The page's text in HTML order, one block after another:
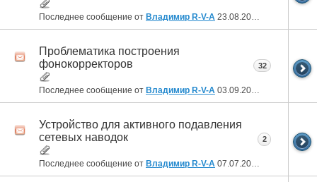
Последнее сообщение от Владимир R-V-A 23.08.2023
Проблематика построения
фонокорректоров
Последнее сообщение от Владимир R-V-A 03.09.2022
32
Устройство для активного подавления
сетевых наводок
Последнее сообщение от Владимир R-V-A 07.07.2022
2